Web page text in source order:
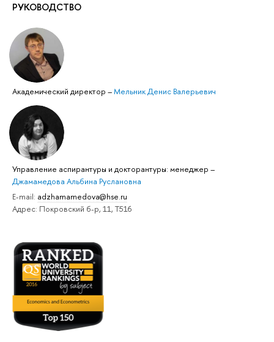
РУКОВОДСТВО
Академический директор –Мельник Денис Валерьевич
Управление аспирантуры и докторантуры: менеджер –
Джамамедова Альбина Руслановна
E-mail: adzhamamedova@hse.ru
Адрес: Покровский б-р, 11, Т516